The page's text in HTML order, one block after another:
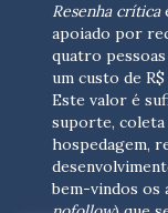
Resenha crítica
apoiado por
quatro
um custo de
Este valor é
suporte, coleta
hospedagem,
bem-vindos os